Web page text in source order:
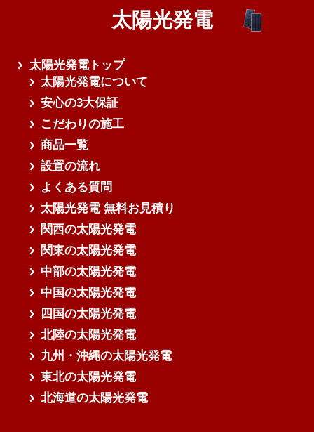
さらに読み込む
太陽光発電
太陽光発電トップ
太陽光発電について
安心の3大保証
こだわりの施工
商品一覧
設置の流れ
よくある質問
太陽光発電 無料お見積り
関西の太陽光発電
関東の太陽光発電
中部の太陽光発電
中国の太陽光発電
四国の太陽光発電
北陸の太陽光発電
九州・沖縄の太陽光発電
東北の太陽光発電
北海道の太陽光発電